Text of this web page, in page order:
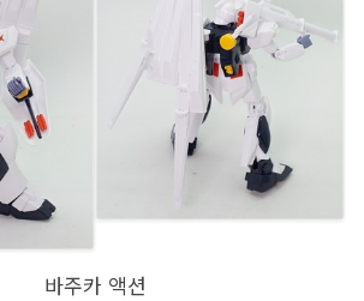
바주카 액션